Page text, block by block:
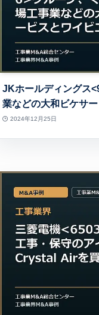
JKホールディングス
業などの大和ビケサ
2024年12月25日